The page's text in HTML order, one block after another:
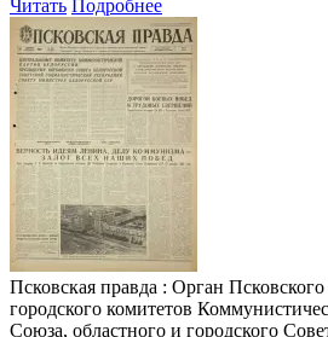
Читать Подробнее
Псковская правда : Орган Псковского
городского комитетов
Союза, областного и городского